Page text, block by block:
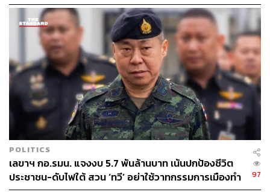
POLITICS
เลขาฯ กอ.รมน. แจงงบ 5.7 พันล้านบาท เน้นปกป้องชีวิต
ประชาชน-ดับไฟใต้ สวน ‘ทวี’ อย่าใช้วาทกรรมการเมืองทำ
97